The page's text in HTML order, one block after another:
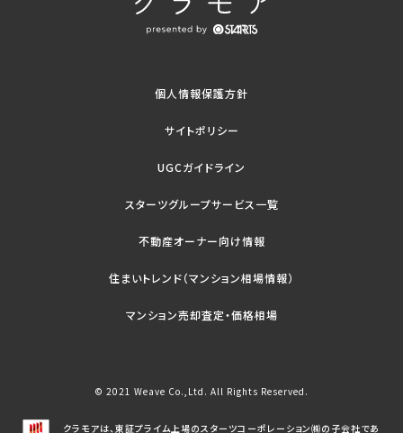
個人情報保護方針
サイトポリシー
UGCガイドライン
スターツグループサービス一覧
不動産オーナー向け情報
住まいトレンド（マンション相場情報）
マンション売却査定・価格相場
© 2021 Weave Co.,Ltd. All Rights Reserved.
クラモアは、東証プライム上場のスターツコーポレーション㈱の子会社であ